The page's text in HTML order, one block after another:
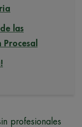
las
profesionales